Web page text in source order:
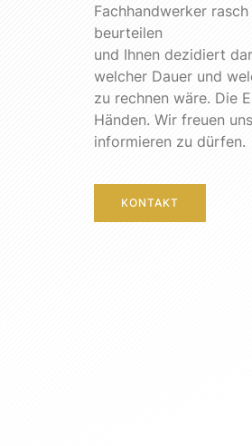
Fachhandwerker
beurteilen
und Ihnen dezidiert
welcher Dauer und
zu rechnen wäre. Die
Händen. Wir freuen
informieren zu dürfen.
KONTAKT